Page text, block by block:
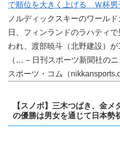
で順位を大きく上げる Ｗ杯男
ノルディックスキーのワール
日、フィンランドのラハティ
われ、渡部暁斗（北野建設）
（… – 日刊スポーツ新聞社の
スポーツ・コム（
【スノボ】三木つばき、金
の優勝は男女を通じて日本